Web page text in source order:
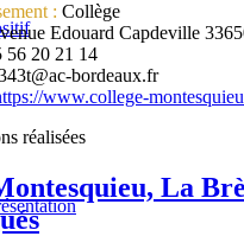
: Collège
Edouard Capdeville
56 20 21 14
bordeaux.fr
www.college-
réalisées
La